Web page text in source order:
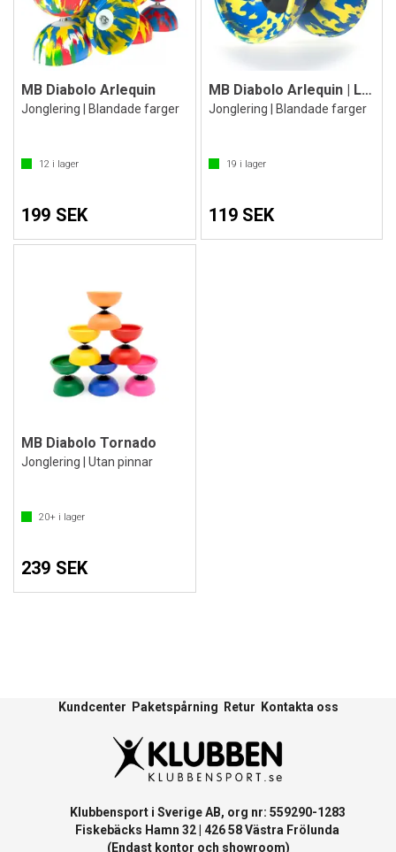
MB Diabolo Arlequin
Jonglering | Blandade farger
12 i lager
199 SEK
MB Diabolo Arlequin | Liten
Jonglering | Blandade farger
19 i lager
119 SEK
MB Diabolo Tornado
Jonglering | Utan pinnar
20+ i lager
239 SEK
Kundcenter Paketspårning Retur Kontakta oss
Klubbensport i Sverige AB, org nr: 559290-1283
Fiskebäcks Hamn 32 | 426 58 Västra Frölunda
(Endast kontor och showroom)